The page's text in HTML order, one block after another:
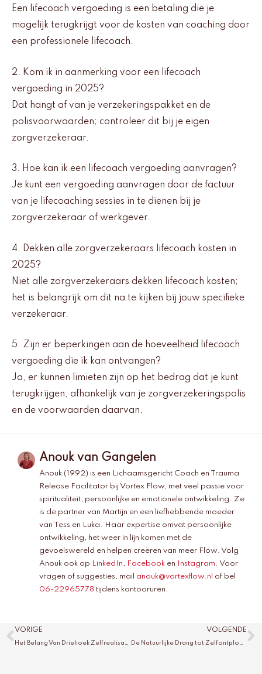
Een lifecoach vergoeding is een betaling die je
mogelijk terugkrijgt voor de kosten van coaching door
een professionele lifecoach.
2. Kom ik in aanmerking voor een lifecoach
vergoeding in 2025?
Dat hangt af van je verzekeringspakket en de
polisvoorwaarden; controleer dit bij je eigen
zorgverzekeraar.
3. Hoe kan ik een lifecoach vergoeding aanvragen?
Je kunt een vergoeding aanvragen door de factuur
van je lifecoaching sessies in te dienen bij je
zorgverzekeraar of werkgever.
4. Dekken alle zorgverzekeraars lifecoach kosten in
2025?
Niet alle zorgverzekeraars dekken lifecoach kosten;
het is belangrijk om dit na te kijken bij jouw specifieke
verzekeraar.
5. Zijn er beperkingen aan de hoeveelheid lifecoach
vergoeding die ik kan ontvangen?
Ja, er kunnen limieten zijn op het bedrag dat je kunt
terugkrijgen, afhankelijk van je zorgverzekeringspolis
en de voorwaarden daarvan.
Anouk van Gangelen
Anouk (1992) is een Lichaamsgericht Coach en Trauma
Release Facilitator bij Vortex Flow, met veel passie voor
spiritualiteit, persoonlijke en emotionele ontwikkeling. Ze
is de partner van Martijn en een liefhebbende moeder
van Tess en Luka. Haar expertise omvat persoonlijke
ontwikkeling, het weer in lijn komen met de
gevoelswereld en helpen creëren van meer Flow. Volg
Anouk ook op LinkedIn, Facebook en Instagram. Voor
vragen of suggesties, mail anouk@vortexflow.nl
of bel
06-22965778 tijdens kantooruren.
Vorige
VORIGE VOLGENDE